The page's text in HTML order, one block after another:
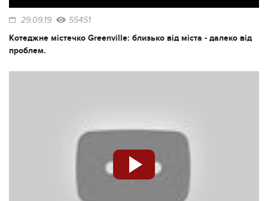
29.09.19 55451
Котеджне містечко Greenville: близько від міста - далеко від
проблем.